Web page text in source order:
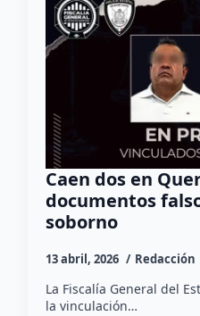
Caen dos en
documentos
soborno
13 abril, 2026 Redacción
La Fiscalía General del
la vinculación…